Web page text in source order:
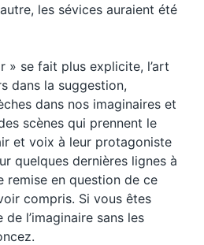
les sévices auraient été
» se fait plus explicite, l’art
dans la suggestion,
dans nos imaginaires et
scènes qui prennent le
et voix à leur protagoniste
quelques dernières lignes à
remise en question de ce
compris. Si vous êtes
l’imaginaire sans les